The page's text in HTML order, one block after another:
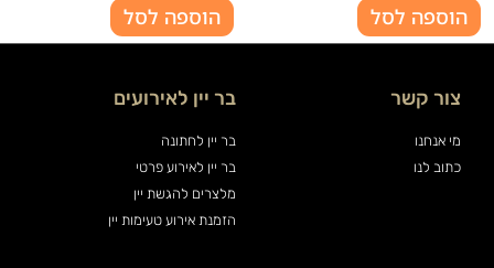
הוספה לסל הוספה לסל
צור קשר
מי אנחנו
כתוב לנו
בר יין לאירועים
בר יין לחתונה
בר יין לאירוע פרטי
מלצרים להגשת יין
הזמנת אירוע טעימות יין